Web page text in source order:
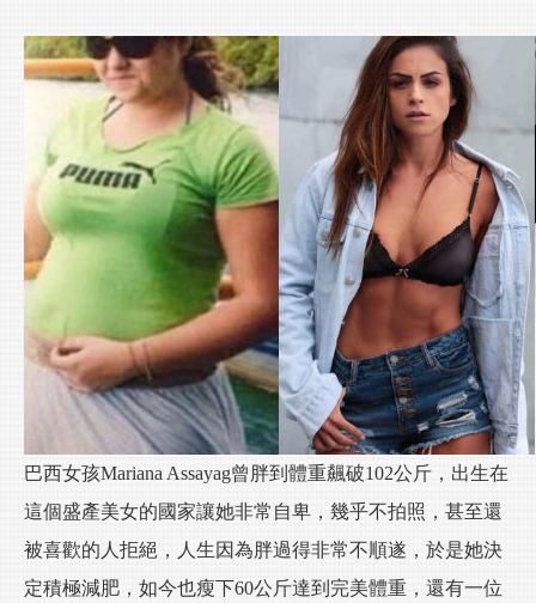
巴西女孩Mariana Assayag曾胖到體重飆破102公斤，出生在
這個盛產美女的國家讓她非常自卑，幾乎不拍照，甚至還
被喜歡的人拒絕，人生因為胖過得非常不順遂，於是她決
定積極減肥，如今也瘦下60公斤達到完美體重，還有一位